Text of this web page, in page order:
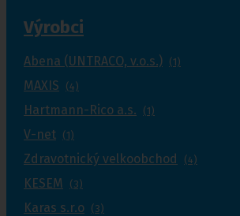
Výrobci
Abena (UNTRACO, v.o.s.) (1)
MAXIS (4)
Hartmann-Rico a.s. (1)
V-net (1)
Zdravotnický velkoobchod (4)
KESEM (3)
Karas s.r.o (3)